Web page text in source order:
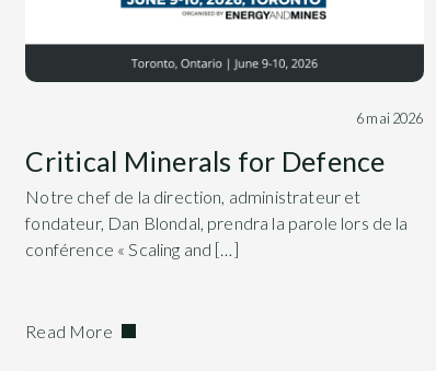
6 mai 2026
Critical Minerals for Defence
Notre chef de la direction, administrateur et
fondateur, Dan Blondal, prendra la parole lors de la
conférence « Scaling and […]
Read More